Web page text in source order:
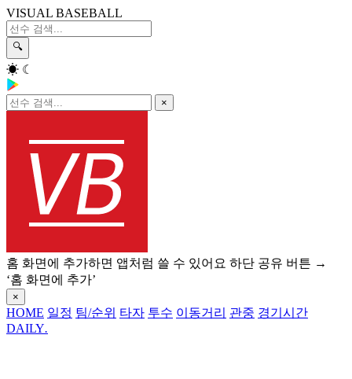
VISUAL BASEBALL
🔍
☀ ☾
×
홈 화면에 추가하면 앱처럼 쓸 수 있어요 하단 공유 버튼 →
‘홈 화면에 추가’
×
HOME 일정 팀/순위 타자 투수 이동거리 관중 경기시간
DAILY.